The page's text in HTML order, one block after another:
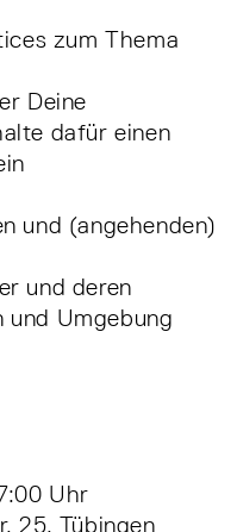
zum Thema
Deine
dafür einen
und (angehenden)
und deren
und Umgebung
Uhr
25, Tübingen